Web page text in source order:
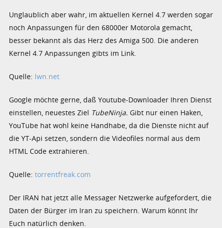
Unglaublich aber wahr, im aktuellen Kernel 4.7 werden sogar
noch Anpassungen für den 68000er Motorola gemacht,
besser bekannt als das Herz des Amiga 500. Die anderen
Kernel 4.7 Anpassungen gibts im Link.
Quelle: lwn.net
Google möchte gerne, daß Youtube-Downloader Ihren Dienst
einstellen, neuestes Ziel TubeNinja.Gibt nur einen Haken,
YouTube hat wohl keine Handhabe, da die Dienste nicht auf
die YT-Api setzen, sondern die Videofiles normal aus dem
HTML Code extrahieren.
Quelle:torrentfreak.com
Der IRAN hat jetzt alle Messager Netzwerke aufgefordert, die
Daten der Bürger im Iran zu speichern. Warum könnt Ihr
Euch natürlich denken.